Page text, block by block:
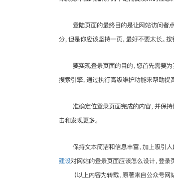
登陆页面的最终目的是让网站访问者
分，但是你应该坚持一页，最好不要太长。
要实现登录页面的目的，您首先需要
搜索引擎，通过执行高级维护功能来帮助提
准确定位登录页面完成的内容，并保
击和发现更多。
保持文本简洁和信息丰富，加上吸引
建设对网站的登录页面应该怎么设计，登录
（以上内容为转载，原著来自公众号网